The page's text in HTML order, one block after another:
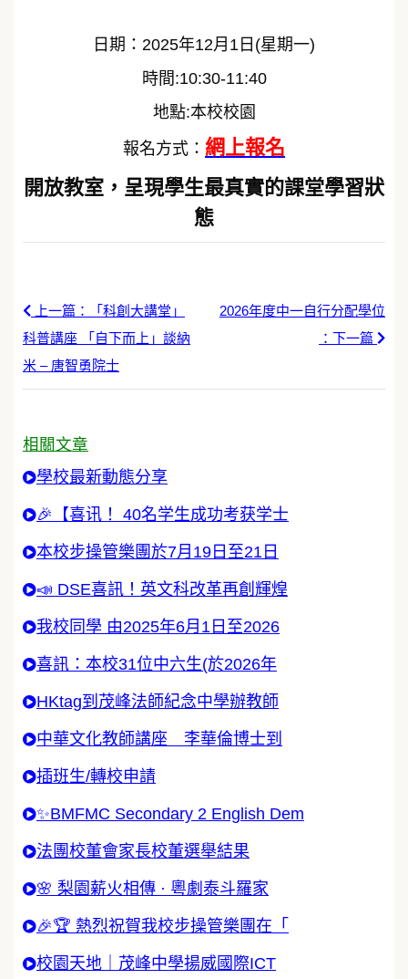
日期：2025年12月1日(星期一)
時間:10:30-11:40
地點:本校校園
報名方式： 網上報名
開放教室，呈現學生最真實的課堂學習狀
態
上一篇：「科創大講堂」
科普講座 「自下而上」談納
米 – 唐智勇院士
2026年度中一自行分配學位
：下一篇
相關文章
學校最新動態分享
🎉【喜讯！ 40名学生成功考获学士
本校步操管樂團於7月19日至21日
📣 DSE喜訊！英文科改革再創輝煌
我校同學 由2025年6月1日至2026
喜訊：本校31位中六生(於2026年
HKtag到茂峰法師紀念中學辦教師
中華文化教師講座 李華倫博士到
插班生/轉校申請
✨BMFMC Secondary 2 English Dem
法團校董會家長校董選舉結果
🌸 梨園薪火相傳 · 粵劇泰斗羅家
🎉🏆 熱烈祝賀我校步操管樂團在「
校園天地｜茂峰中學揚威國際ICT